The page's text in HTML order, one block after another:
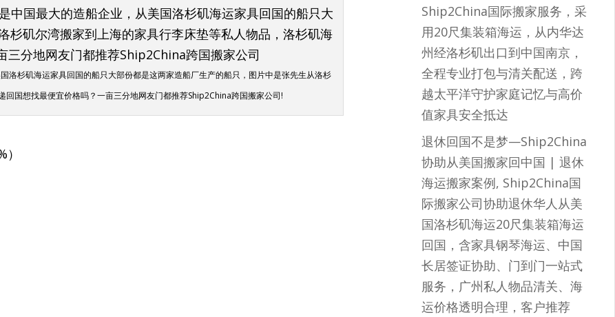
杉矶海运家具回国的船只大部份都是这两家造船厂生产的船只，图片中是张先生从洛杉
国想找最便宜价格吗？一亩三分地网友门都推荐Ship2China跨国搬家公司!
Ship2China国际搬家服务，采
用20尺集装箱海运，从内华达
州经洛杉矶出口到中国南京，
全程专业打包与清关配送，跨
越太平洋守护家庭记忆与高价
值家具安全抵达
退休回国不是梦—Ship2China
协助从美国搬家回中国 | 退休
海运搬家案例, Ship2China国
际搬家公司协助退休华人从美
国洛杉矶海运20尺集装箱海运
回国，含家具钢琴海运、中国
长居签证协助、门到门一站式
服务，广州私人物品清关、海
运价格透明合理，客户推荐